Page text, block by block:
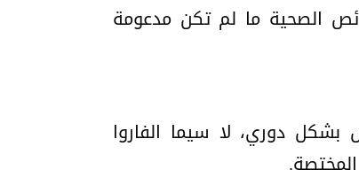
الصحية ما لم تكن مدعومة
بشكل دوري، لا سيما الفاروا
المختصة.